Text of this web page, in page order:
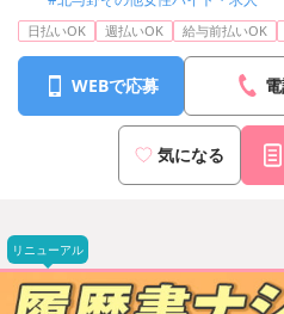
日払いOK 週払いOK 給与前払いOK
WEBで応募
気になる
リニューアル